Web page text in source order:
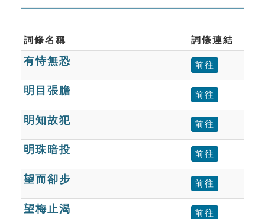
單字索引
生命大百科索引
遊戲專區
教學應用
貓頭鷹博士
詞條名稱 詞條連結
有恃無恐 前往
明目張膽 前往
明知故犯 前往
明珠暗投 前往
望而卻步 前往
望梅止渴 前往